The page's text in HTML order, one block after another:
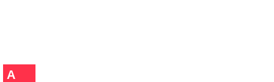
A